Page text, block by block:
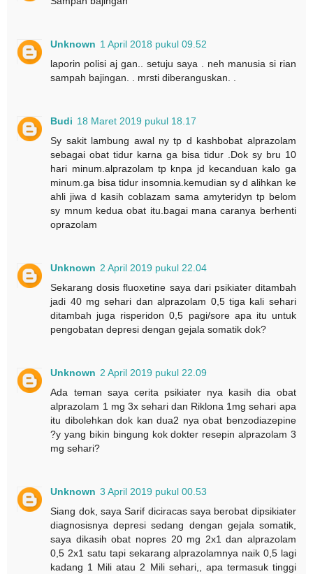
Unknown 1 April 2018 pukul 09.52
laporin polisi aj gan.. setuju saya . neh manusia si rian
sampah bajingan. . mrsti diberanguskan. .
Budi 18 Maret 2019 pukul 18.17
Sy sakit lambung awal ny tp d kashbobat alprazolam
sebagai obat tidur karna ga bisa tidur .Dok sy bru 10
hari minum.alprazolam tp knpa jd kecanduan kalo ga
minum.ga bisa tidur insomnia.kemudian sy d alihkan ke
ahli jiwa d kasih coblazam sama amyteridyn tp belom
sy mnum kedua obat itu.bagai mana caranya berhenti
oprazolam
Unknown 2 April 2019 pukul 22.04
Sekarang dosis fluoxetine saya dari psikiater ditambah
jadi 40 mg sehari dan alprazolam 0,5 tiga kali sehari
ditambah juga risperidon 0,5 pagi/sore apa itu untuk
pengobatan depresi dengan gejala somatik dok?
Unknown 2 April 2019 pukul 22.09
Ada teman saya cerita psikiater nya kasih dia obat
alprazolam 1 mg 3x sehari dan Riklona 1mg sehari apa
itu dibolehkan dok kan dua2 nya obat benzodiazepine
?y yang bikin bingung kok dokter resepin alprazolam 3
mg sehari?
Unknown 3 April 2019 pukul 00.53
Siang dok, saya Sarif diciracas saya berobat dipsikiater
diagnosisnya depresi sedang dengan gejala somatik,
saya dikasih obat nopres 20 mg 2x1 dan alprazolam
0,5 2x1 satu tapi sekarang alprazolamnya naik 0,5 lagi
kadang 1 Mili atau 2 Mili sehari,, apa termasuk tinggi